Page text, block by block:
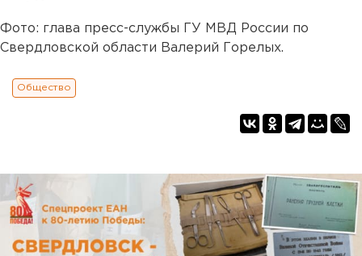
Фото: глава пресс-службы ГУ МВД России по
Свердловской области Валерий Горелых.
Общество